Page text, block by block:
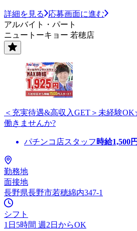
詳細を見る
応募画面に進む
アルバイト・パート
ニュートーキョー 若穂店
＜充実待遇&高収入GET＞未経験
働きませんか?
パチンコ店スタッフ 時給1,500
勤務地
面接地
長野県長野市若穂綿内347-1
シフト
1日5時間 週2日からOK